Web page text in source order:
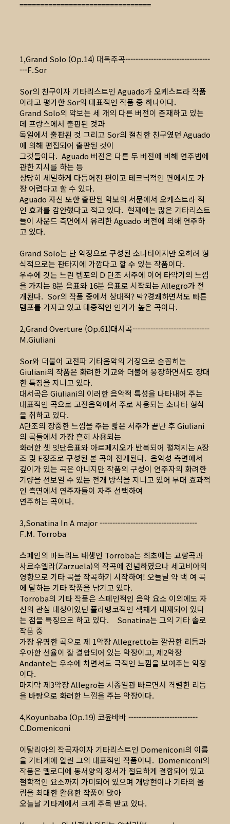
================================
1,Grand Solo (Op.14) 대독주곡---------------------------------
---F.Sor
Sor의 친구이자 기타리스트인 Aguado가 오케스트라 작품
이라고 평가한 Sor의 대표적인 작품 중 하나이다.
Grand Solo의 악보는 세 개의 다른 버전이 존재하고 있는
데 프랑스에서 출판된 것과
독일에서 출판된 것 그리고 Sor의 절친한 친구였던 Aguado
에 의해 편집되어 출판된 것이
그것들이다. Aguado 버전은 다른 두 버전에 비해 연주법에
관한 지시를 하는 등
상당히 세밀하게 다듬어진 편이고 테크닉적인 면에서도 가
장 어렵다고 할 수 있다.
Aguado 자신 또한 출판된 악보의 서문에서 오케스트라 적
인 효과를 감안했다고 적고 있다. 현재에는 많은 기타리스트
들이 사운드 측면에서 유리한 Aguado 버전에 의해 연주하
고 있다.
Grand Solo는 단 악장으로 구성된 소나타이지만 오히려 형
식적으로는 판타지에 가깝다고 할 수 있는 작품이다.
우수에 깃든 느린 템포의 D 단조 서주에 이어 타악기의 느낌
을 가지는 8분 음표와 16분 음표로 시작되는 Allegro가 전
개된다. Sor의 작품 중에서 상대적? 막?경쾌하면서도 빠른
템포를 가지고 있고 대중적인 인기가 높은 곡이다.
2,Grand Overture (Op.61)대서곡------------------------------
M.Giuliani
Sor와 더불어 고전파 기타음악의 거장으로 손꼽히는
Giuliani의 작품은 화려한 기교와 더불어 웅장하면서도 장대
한 특징을 지니고 있다.
대서곡은 Giuliani의 이러한 음악적 특성을 나타내어 주는
대표적인 곡으로 고전음악에서 주로 사용되는 소나타 형식
을 취하고 있다.
A단조의 장중한 느낌을 주는 짧은 서주가 끝난 후 Giuliani
의 곡들에서 가장 흔히 사용되는
화려한 셋 잇단음표와 아르페지오가 반복되어 펼쳐지는 A장
조 및 E장조로 구성된 본 곡이 전개된다. 음악성 측면에서
깊이가 있는 곡은 아니지만 작품의 구성이 연주자의 화려한
기량을 선보일 수 있는 전개 방식을 지니고 있어 무대 효과적
인 측면에서 연주자들이 자주 선택하여
연주하는 곡이다.
3,Sonatina In A major --------------------------------------
F.M. Torroba
스페인의 마드리드 태생인 Torroba는 최초에는 교향곡과
사르수엘라(Zarzuela)의 작곡에 전념하였으나 세고비아의
영향으로 기타 곡을 작곡하기 시작하여! 오늘날 약 백 여 곡
에 달하는 기타 작품을 남기고 있다.
Torroba의 기타 작품은 스페인적인 음악 요소 이외에도 자
신의 관심 대상이었던 플라멩코적인 색채가 내재되어 있다
는 점을 특징으로 하고 있다. Sonatina는 그의 기타 솔로
작품 중
가장 유명한 곡으로 제 1악장 Allegretto는 깔끔한 리듬과
우아한 선율이 잘 결합되어 있는 악장이고, 제2악장
Andante는 우수에 차면서도 극적인 느낌을 보여주는 악장
이다.
마지막 제3악장 Allegro는 시종일관 빠르면서 격렬한 리듬
을 바탕으로 화려한 느낌을 주는 악장이다.
4,Koyunbaba (Op.19) 코윤바바 ---------------------------
C.Domeniconi
이탈리아의 작곡자이자 기타리스트인 Domeniconi의 이름
을 기타계에 알린 그의 대표적인 작품이다. Domeniconi의
작품은 멜로디에 동서양의 정서가 절묘하게 결합되어 있고
철학적인 요소까지 가미되어 있으며 개방현이나 기타의 울
림을 최대한 활용한 작품이 많아
오늘날 기타계에서 크게 주목 받고 있다.